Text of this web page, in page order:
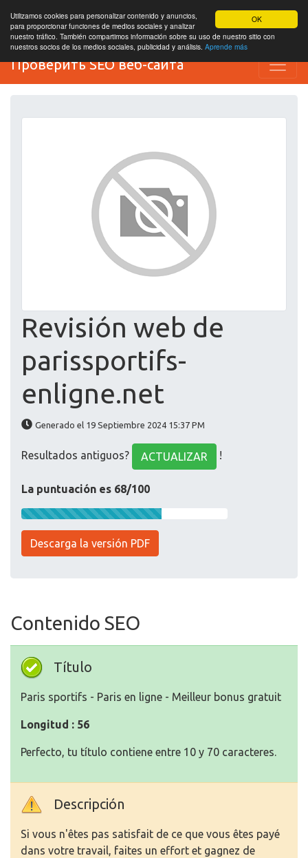
OK
Utilizamos cookies para personalizar contenido y anuncios,
para proporcionar funciones de medios sociales y analizar
nuestro tráfico. También compartimos información sobre su uso de nuestro sitio con
nuestros socios de los medios sociales, publicidad y análisis. Aprende más
Проверить SEO веб-сайта
Revisión web de
parissportifs-
enligne.net
Generado el 19 Septiembre 2024 15:37 PM
Resultados antiguos? ACTUALIZAR !
La puntuación es 68/100
Descarga la versión PDF
Contenido SEO
Título
Paris sportifs - Paris en ligne - Meilleur bonus gratuit
Longitud : 56
Perfecto, tu título contiene entre 10 y 70 caracteres.
Descripción
Si vous n'êtes pas satisfait de ce que vous êtes payé
dans votre travail, faites un effort et gagnez de